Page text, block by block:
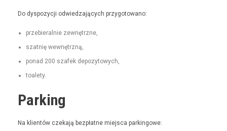
Do dys­pozy­cji odwiedza­ją­cych przygotowano:
prze­bier­al­nie zewnętrzne,
szat­nię wewnętrzną,
pon­ad 200 szafek depozytowych,
toale­ty.
Parking
Na klien­tów czeka­ją bezpłatne miejs­ca parkingowe: